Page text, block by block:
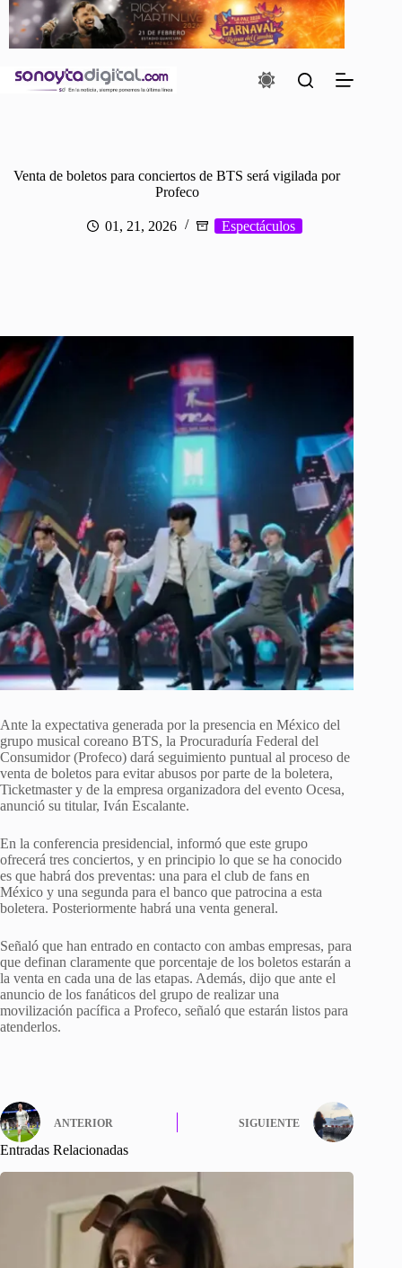
Saltar
contenido
Venta de boletos para conciertos de BTS será vigilada por
Profeco
01, 21, 2026 Espectáculos
Ante la expectativa generada por la presencia en México del
grupo musical coreano BTS, la Procuraduría Federal del
Consumidor (Profeco) dará seguimiento puntual al proceso de
venta de boletos para evitar abusos por parte de la boletera,
Ticketmaster y de la empresa organizadora del evento Ocesa,
anunció su titular, Iván Escalante.
En la conferencia presidencial, informó que este grupo
ofrecerá tres conciertos, y en principio lo que se ha conocido
es que habrá dos preventas: una para el club de fans en
México y una segunda para el banco que patrocina a esta
boletera. Posteriormente habrá una venta general.
Señaló que han entrado en contacto con ambas empresas, para
que definan claramente que porcentaje de los boletos estarán a
la venta en cada una de las etapas. Además, dijo que ante el
anuncio de los fanáticos del grupo de realizar una
movilización pacífica a Profeco, señaló que estarán listos para
atenderlos.
ANTERIOR SIGUIENTE
Entradas Relacionadas